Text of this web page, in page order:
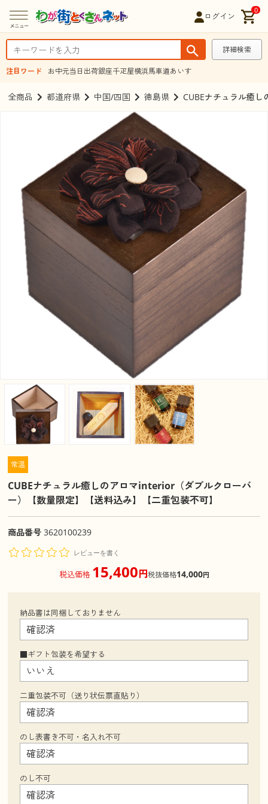
ログイン
0
詳細検索
注目ワード お中元当日出荷銀座千疋屋横浜馬車道あいす
全商品 都道府県 中国/四国 徳島県 CUBEナチュラル癒
常温
CUBEナチュラル癒しのアロマinterior（ダブルクローバ
ー）【数量限定】【送料込み】【二重包装不可】
商品番号 3620100239
レビューを書く
税込価格 15,400円税抜価格14,000円
納品書は同梱しておりません
■ギフト包装を希望する
二重包装不可（送り状伝票直貼り）
のし表書き不可・名入れ不可
のし不可